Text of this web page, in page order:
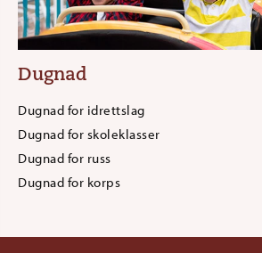
Dugnad
Dugnad for idrettslag
Dugnad for skoleklasser
Dugnad for russ
Dugnad for korps